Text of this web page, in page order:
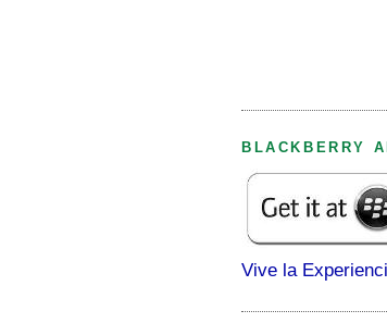
BLACKBERRY
Vive la